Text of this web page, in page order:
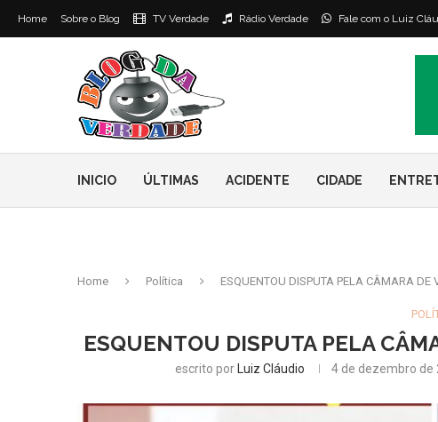
Home Sobre o Blog TV Verdade Rádio Verdade Fale com o Luiz
INICIO ÚLTIMAS ACIDENTE CIDADE
Home Política ESQUENTOU DISPUTA PELA CÂMARA DE
ESQUENTOU DISPUTA PELA
escrito por Luiz Cláudio 4 de dezembro de